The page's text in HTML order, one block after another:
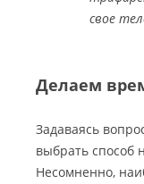
свое
Делаем
Задаваясь
выбрать способ
Несомненно,